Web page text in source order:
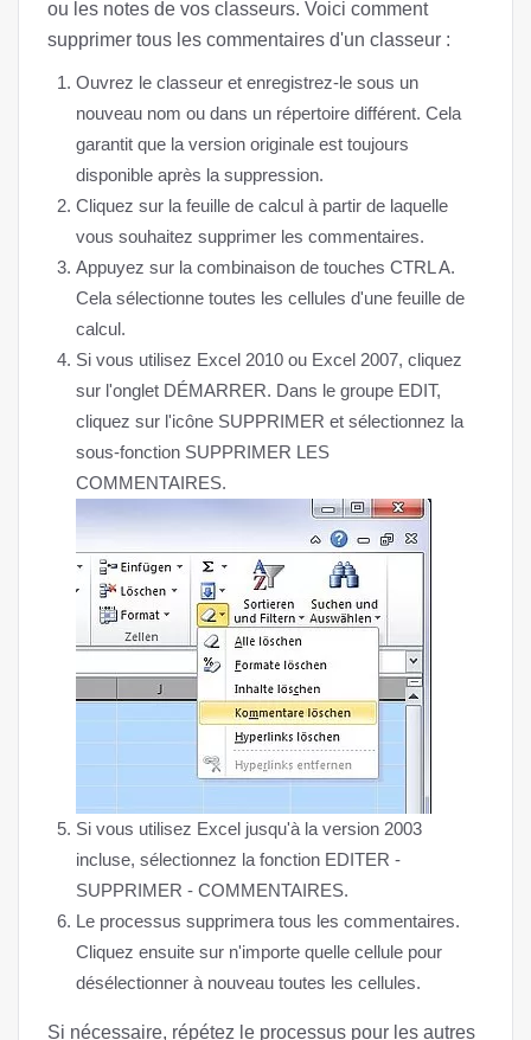
ou les notes de vos classeurs. Voici comment
supprimer tous les commentaires d'un classeur :
Ouvrez le classeur et enregistrez-le sous un
nouveau nom ou dans un répertoire différent. Cela
garantit que la version originale est toujours
disponible après la suppression.
Cliquez sur la feuille de calcul à partir de laquelle
vous souhaitez supprimer les commentaires.
Appuyez sur la combinaison de touches CTRL A.
Cela sélectionne toutes les cellules d'une feuille de
calcul.
Si vous utilisez Excel 2010 ou Excel 2007, cliquez
sur l'onglet DÉMARRER. Dans le groupe EDIT,
cliquez sur l'icône SUPPRIMER et sélectionnez la
sous-fonction SUPPRIMER LES
COMMENTAIRES.
Si vous utilisez Excel jusqu'à la version 2003
incluse, sélectionnez la fonction EDITER -
SUPPRIMER - COMMENTAIRES.
Le processus supprimera tous les commentaires.
Cliquez ensuite sur n'importe quelle cellule pour
désélectionner à nouveau toutes les cellules.
Si nécessaire, répétez le processus pour les autres